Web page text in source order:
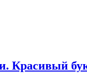
Красивый